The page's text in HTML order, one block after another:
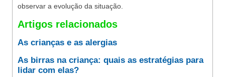
observar a evolução da situação.
Artigos relacionados
As crianças e as alergias
As birras na criança: quais as estratégias para
lidar com elas?